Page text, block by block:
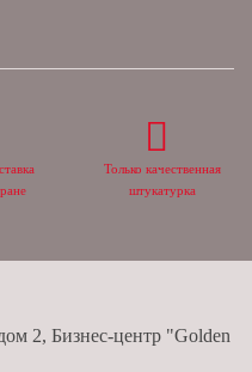
Только качественная
штукатурка
2, Бизнес-центр "Golden